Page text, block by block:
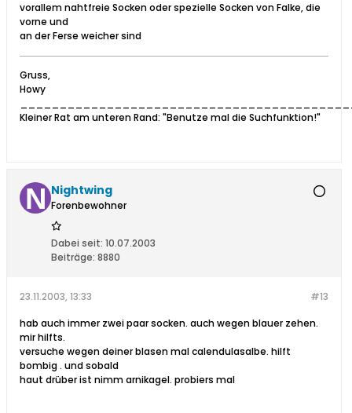
vorallem nahtfreie Socken oder spezielle Socken von Falke, die
vorne und
an der Ferse weicher sind
Gruss,
Howy
Kleiner Rat am unteren Rand: "Benutze mal die Suchfunktion!"
Nightwing
Forenbewohner
Dabei seit: 10.07.2003
Beiträge: 8880
#13
23.11.2003, 13:33
hab auch immer zwei paar socken. auch wegen blauer zehen.
mir hilfts.
versuche wegen deiner blasen mal calendulasalbe. hilft
bombig . und sobald
haut drüber ist nimm arnikagel. probiers mal